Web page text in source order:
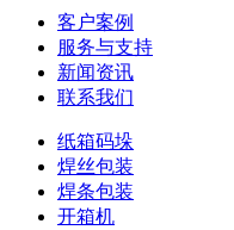
客户案例
服务与支持
新闻资讯
联系我们
纸箱码垛
焊丝包装
焊条包装
开箱机